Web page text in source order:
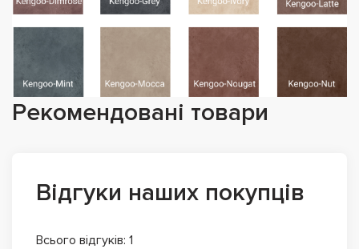
Рекомендовані товари
Відгуки наших покупців
Всього відгуків: 1